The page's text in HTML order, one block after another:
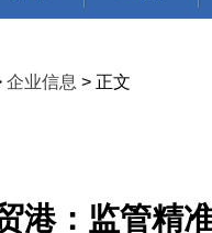
企业信息 > 正文
港：监管精